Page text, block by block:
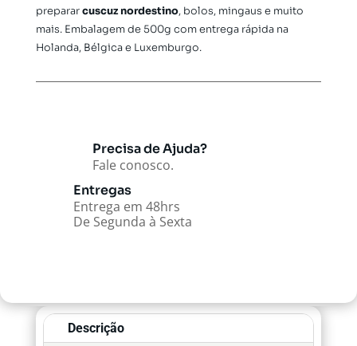
prepararcuscuz nordestino, bolos, mingaus e muito
mais. Embalagem de 500g com entrega rápida na
Holanda, Bélgica e Luxemburgo.
Precisa de Ajuda?
Fale conosco.
Entregas
Entrega em 48hrs
De Segunda à Sexta
Descrição